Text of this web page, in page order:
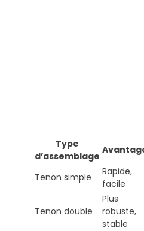
Type
d’assemblage
Tenon simple
Rapide,
facile
Tenon double
Plus
robuste,
stable